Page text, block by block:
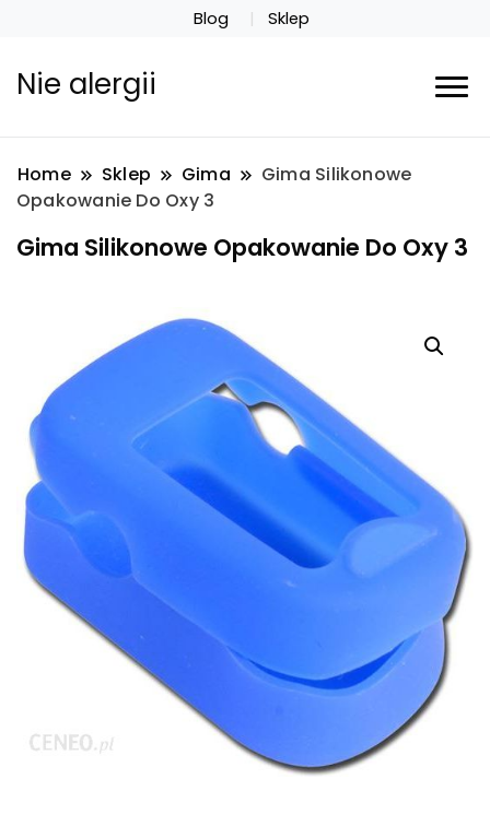
Blog Sklep
Nie alergii
Home Sklep Gima
Gima Silikonowe
Opakowanie Do Oxy 3
Gima Silikonowe Opakowanie Do Oxy 3